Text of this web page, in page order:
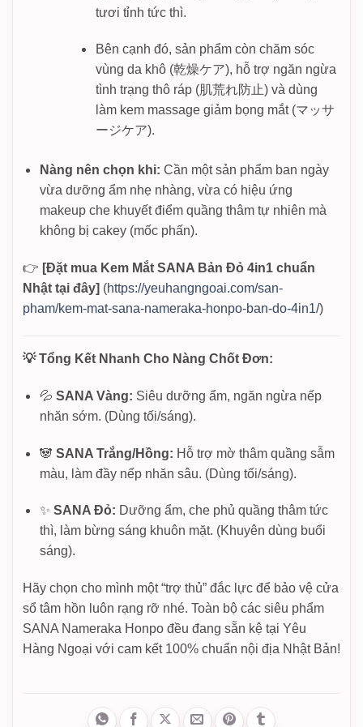
tươi tỉnh tức thì.
Bên cạnh đó, sản phẩm còn chăm sóc
vùng da khô (乾燥ケア), hỗ trợ ngăn ngừa
tình trạng thô ráp (肌荒れ防止) và dùng
làm kem massage giảm bọng mắt (マッサ
ージケア).
Nàng nên chọn khi: Cần một sản phẩm ban ngày
vừa dưỡng ẩm nhẹ nhàng, vừa có hiệu ứng
makeup che khuyết điểm quầng thâm tự nhiên mà
không bị cakey (mốc phấn).
👉 [Đặt mua Kem Mắt SANA Bản Đỏ 4in1 chuẩn
Nhật tại đây] (https://yeuhangngoai.com/san-
pham/kem-mat-sana-nameraka-honpo-ban-do-4in1/)
💡 Tổng Kết Nhanh Cho Nàng Chốt Đơn:
💦 SANA Vàng: Siêu dưỡng ẩm, ngăn ngừa nếp
nhăn sớm. (Dùng tối/sáng).
🐼 SANA Trắng/Hồng: Hỗ trợ mờ thâm quầng sẫm
màu, làm đầy nếp nhăn sâu. (Dùng tối/sáng).
✨ SANA Đỏ: Dưỡng ẩm, che phủ quầng thâm tức
thì, làm bừng sáng khuôn mặt. (Khuyên dùng buổi
sáng).
Hãy chọn cho mình một “trợ thủ” đắc lực để bảo vệ cửa
sổ tâm hồn luôn rạng rỡ nhé. Toàn bộ các siêu phẩm
SANA Nameraka Honpo đều đang sẵn kệ tại Yêu
Hàng Ngoại với cam kết 100% chuẩn nội địa Nhật Bản!